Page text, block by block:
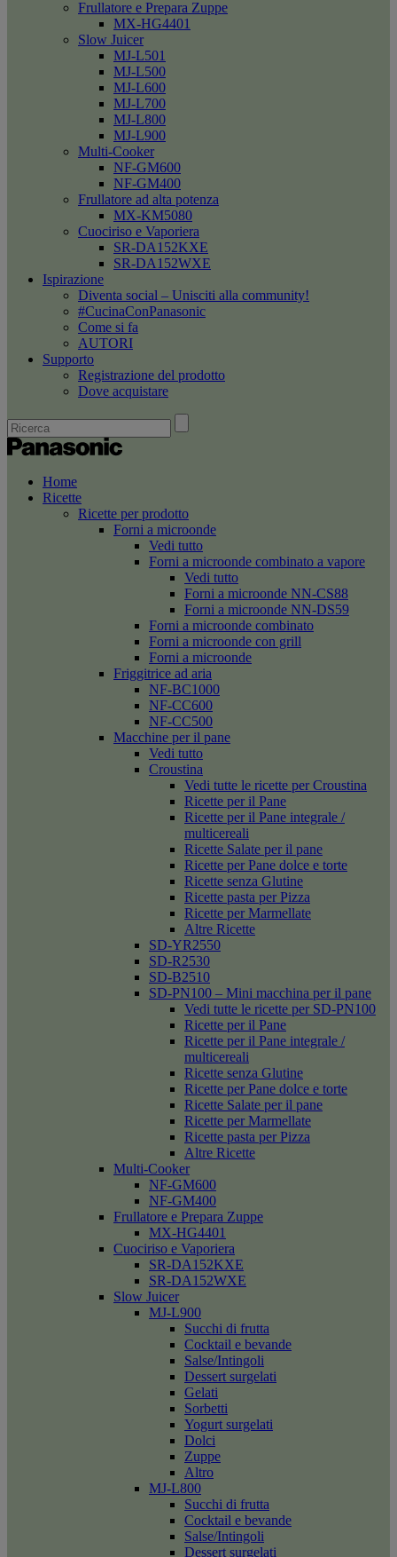
Frullatore e Prepara Zuppe
MX-HG4401
Slow Juicer
MJ-L501
MJ-L500
MJ-L600
MJ-L700
MJ-L800
MJ-L900
Multi-Cooker
NF-GM600
NF-GM400
Frullatore ad alta potenza
MX-KM5080
Cuociriso e Vaporiera
SR-DA152KXE
SR-DA152WXE
Ispirazione
Diventa social – Unisciti alla community!
#CucinaConPanasonic
Come si fa
AUTORI
Supporto
Registrazione del prodotto
Dove acquistare
Home
Ricette
Ricette per prodotto
Forni a microonde
Vedi tutto
Forni a microonde combinato a vapore
Vedi tutto
Forni a microonde NN-CS88
Forni a microonde NN-DS59
Forni a microonde combinato
Forni a microonde con grill
Forni a microonde
Friggitrice ad aria
NF-BC1000
NF-CC600
NF-CC500
Macchine per il pane
Vedi tutto
Croustina
Vedi tutte le ricette per Croustina
Ricette per il Pane
Ricette per il Pane integrale /
multicereali
Ricette Salate per il pane
Ricette per Pane dolce e torte
Ricette senza Glutine
Ricette pasta per Pizza
Ricette per Marmellate
Altre Ricette
SD-YR2550
SD-R2530
SD-B2510
SD-PN100 – Mini macchina per il pane
Vedi tutte le ricette per SD-PN100
Ricette per il Pane
Ricette per il Pane integrale /
multicereali
Ricette senza Glutine
Ricette per Pane dolce e torte
Ricette Salate per il pane
Ricette per Marmellate
Ricette pasta per Pizza
Altre Ricette
Multi-Cooker
NF-GM600
NF-GM400
Frullatore e Prepara Zuppe
MX-HG4401
Cuociriso e Vaporiera
SR-DA152KXE
SR-DA152WXE
Slow Juicer
MJ-L900
Succhi di frutta
Cocktail e bevande
Salse/Intingoli
Dessert surgelati
Gelati
Sorbetti
Yogurt surgelati
Dolci
Zuppe
Altro
MJ-L800
Succhi di frutta
Cocktail e bevande
Salse/Intingoli
Dessert surgelati